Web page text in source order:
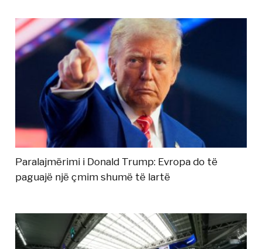
Paralajmërimi i Donald Trump: Evropa do të
paguajë një çmim shumë të lartë